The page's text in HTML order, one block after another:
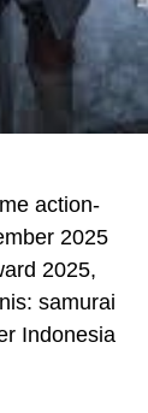
action-
2025
2025,
samurai
Indonesia